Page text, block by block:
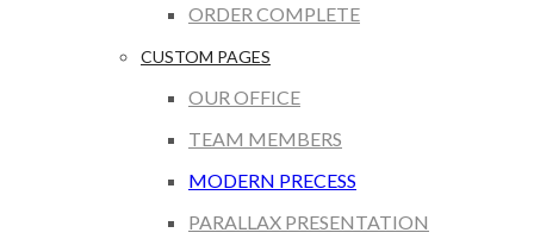
ORDER COMPLETE
CUSTOM PAGES
OUR OFFICE
TEAM MEMBERS
MODERN PRECESS
PARALLAX PRESENTATION